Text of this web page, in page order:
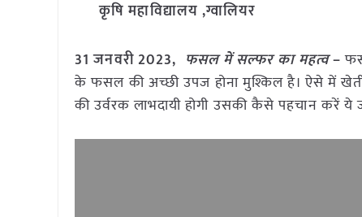
कृषि महाविद्यालय ,ग्वालियर
31 जनवरी 2023, फसल में सल्फर का महत्व–
के फसल की अच्छी उपज होना मुश्किल है। ऐसे में
की उर्वरक लाभदायी होगी उसकी कैसे पहचान करें ये